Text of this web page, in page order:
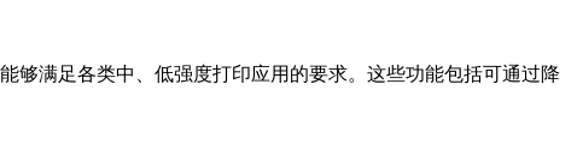
够满足各类中、低强度打印应用的要求。这些功能包括可通过降